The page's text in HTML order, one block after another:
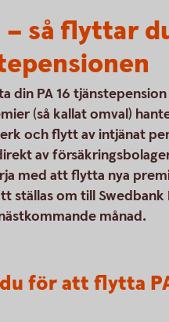
– så flyttar
din PA 16
(så kallat omval)
och flytt av intjänat
av
med att flytta nya
ställas om till Swedbank
månad.
för att flytta